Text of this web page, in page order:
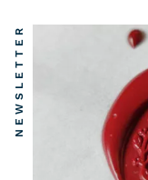
Unterstützen
NEWSLETTER